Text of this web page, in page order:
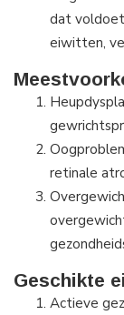
dat voldoet
eiwitten,
retinale
Geschikte
Actieve